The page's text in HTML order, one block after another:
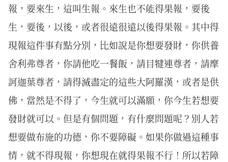
報，要來生，這叫生報。來生也不能得果報，要後
生，要後，以後，或者很遠很遠以後得果報。其中得
現報這件事有點分別，比如說是你想要發財，你供養
舍利弗尊者，你請他吃一餐飯，請目犍連尊者，請摩
訶迦葉尊者，請得滅盡定的這些大阿羅漢，或者是供
佛，當然是不得了，今生就可以滿願，你今生若想要
發財就可以。但是有個問題，有什麼問題呢？別人若
想要做布施的功德，你不要障礙。如果你做過這種事
情，就不得現報，你想現在就得果報不行！所以若障